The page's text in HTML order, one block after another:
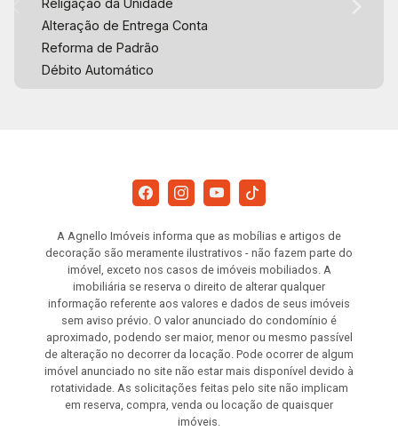
Religação da Unidade
Alteração de Entrega Conta
Reforma de Padrão
Débito Automático
A Agnello Imóveis informa que as mobílias e artigos de
decoração são meramente ilustrativos - não fazem parte do
imóvel, exceto nos casos de imóveis mobiliados. A
imobiliária se reserva o direito de alterar qualquer
informação referente aos valores e dados de seus imóveis
sem aviso prévio. O valor anunciado do condomínio é
aproximado, podendo ser maior, menor ou mesmo passível
de alteração no decorrer da locação. Pode ocorrer de algum
imóvel anunciado no site não estar mais disponível devido à
rotatividade. As solicitações feitas pelo site não implicam
em reserva, compra, venda ou locação de quaisquer
imóveis.